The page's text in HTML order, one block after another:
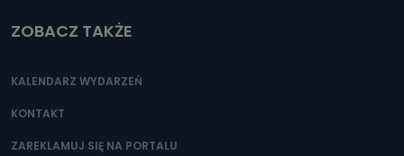
ZOBACZ TAKŻE
KALENDARZ WYDARZEŃ
KONTAKT
ZAREKLAMUJ SIĘ NA PORTALU